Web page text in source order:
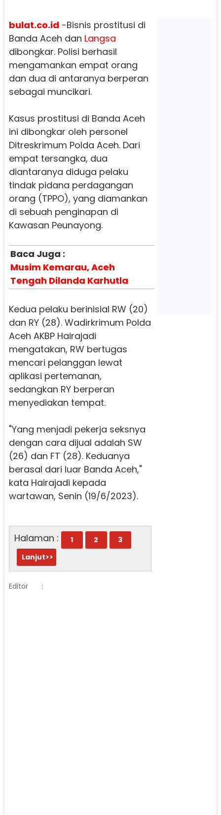
bulat.co.id -Bisnis prostitusi di
Banda Aceh dan Langsa
dibongkar. Polisi berhasil
mengamankan empat orang
dan dua di antaranya berperan
sebagai muncikari.
Kasus prostitusi di Banda Aceh
ini dibongkar oleh personel
Ditreskrimum Polda Aceh. Dari
empat tersangka, dua
diantaranya diduga pelaku
tindak pidana perdagangan
orang (TPPO), yang diamankan
di sebuah penginapan di
Kawasan Peunayong.
Baca Juga :
Musim Kemarau, Aceh
Tengah Dilanda Karhutla
Kedua pelaku berinisial RW (20)
dan RY (28). Wadirkrimum Polda
Aceh AKBP Hairajadi
mengatakan, RW bertugas
mencari pelanggan lewat
aplikasi pertemanan,
sedangkan RY berperan
menyediakan tempat.
"Yang menjadi pekerja seksnya
dengan cara dijual adalah SW
(26) dan FT (28). Keduanya
berasal dari luar Banda Aceh,"
kata Hairajadi kepada
wartawan, Senin (19/6/2023).
Halaman : 1 2
3
Lanjut>>
Editor :